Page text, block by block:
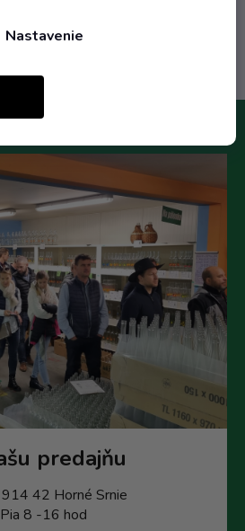
Nastavenie
predajňu
42 Horné Srnie
8 -16 hod